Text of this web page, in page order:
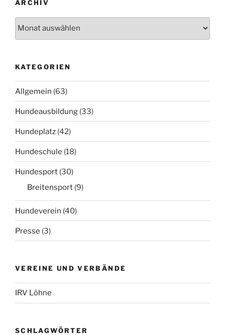
ARCHIV
KATEGORIEN
Allgemein (63)
Hundeausbildung (33)
Hundeplatz (42)
Hundeschule (18)
Hundesport (30)
Breitensport (9)
Hundeverein (40)
Presse (3)
VEREINE UND VERBÄNDE
IRV Löhne
SCHLAGWÖRTER